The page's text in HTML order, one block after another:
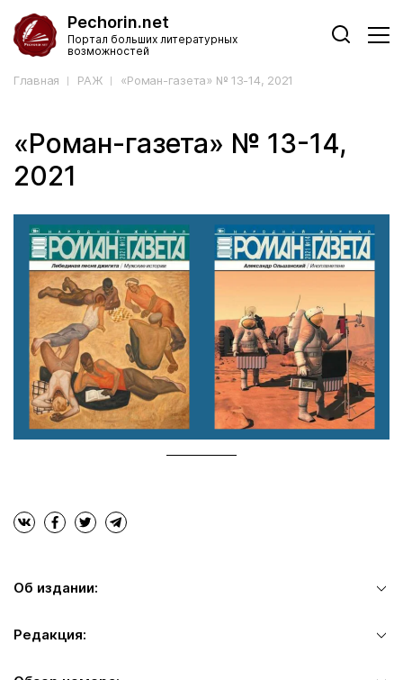
Pechorin.net
Портал больших литературных
возможностей
Главная РАЖ «Роман-газета» № 13-14, 2021
«Роман-газета» № 13-14,
2021
Об издании:
Редакция: